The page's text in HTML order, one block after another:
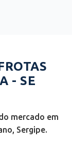
- SE
mercado em
Sergipe.